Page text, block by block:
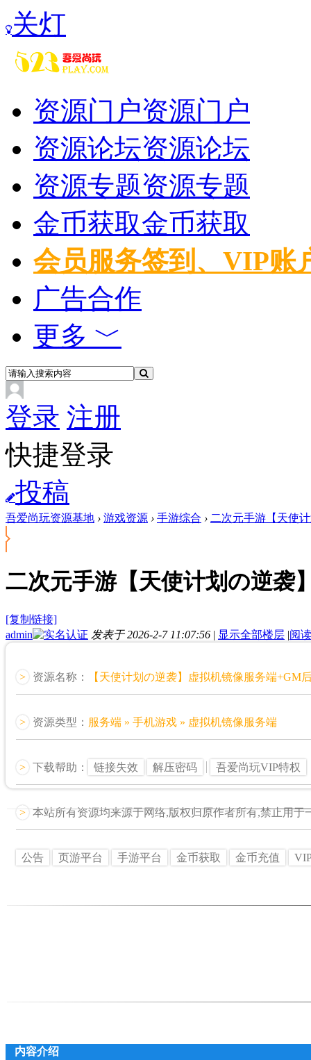
关灯
资源门户资源门户
资源论坛资源论坛
资源专题资源专题
金币获取金币获取
会员服务签到、VIP账
广告合作
更多 ﹀
登录 注册
快捷登录
投稿
吾爱尚玩资源基地 › 游戏资源 › 手游综合 › 二次元手游【天使
二次元手游【天使计划の逆袭
[复制链接]
admin
发表于 2026-2-7 11:07:56 | 显示全部楼层 |阅
> 资源名称： 【天使计划の逆袭】虚拟机镜像服务端+GM
> 资源类型： 服务端 » 手机游戏 » 虚拟机镜像服务端
> 下载帮助： 链接失效 解压密码 吾爱尚玩VIP特权
> 本站所有资源均来源于网络,版权归原作者所有,禁止用于
公告 页游平台 手游平台 金币获取 金币充值
内容介绍